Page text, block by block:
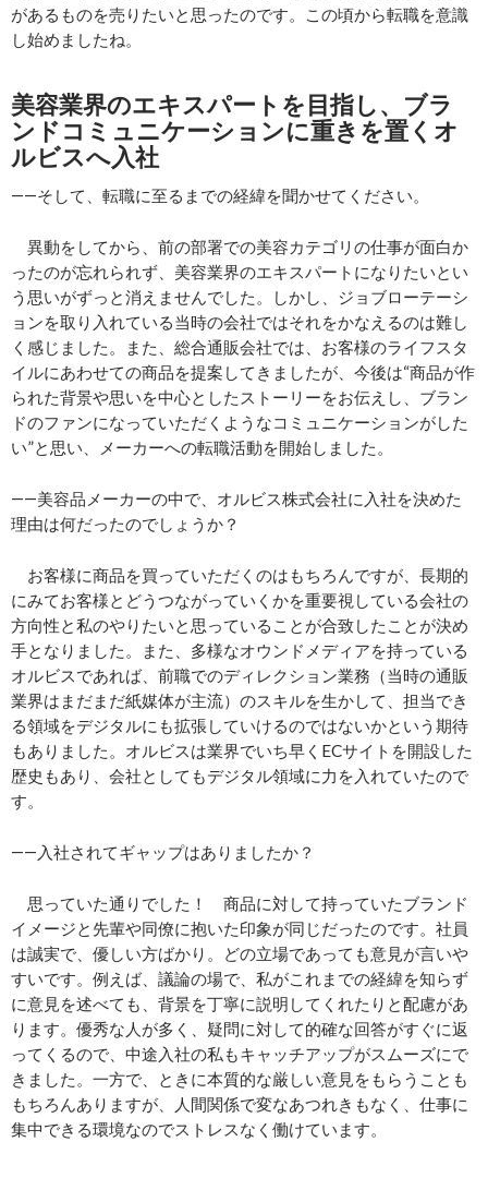
があるものを売りたいと思ったのです。この頃から転職を意識
し始めましたね。
美容業界のエキスパートを目指し、 ブラ
ンドコミュニケーションに重きを置くオ
ルビスへ入社
――そして、転職に至るまでの経緯を聞かせてください。
異動をしてから、前の部署での美容カテゴリの仕事が面白か
ったのが忘れられず、美容業界のエキスパートになりたいとい
う思いがずっと消えませんでした。しかし、ジョブローテーシ
ョンを取り入れている当時の会社ではそれをかなえるのは難し
く感じました。また、総合通販会社では、お客様のライフスタ
イルにあわせての商品を提案してきましたが、今後は“商品が作
られた背景や思いを中心としたストーリーをお伝えし、ブラン
ドのファンになっていただくようなコミュニケーションがした
い”と思い、メーカーへの転職活動を開始しました。
――美容品メーカーの中で、オルビス株式会社に入社を決めた
理由は何だったのでしょうか？
お客様に商品を買っていただくのはもちろんですが、長期的
にみてお客様とどうつながっていくかを重要視している会社の
方向性と私のやりたいと思っていることが合致したことが決め
手となりました。また、多様なオウンドメディアを持っている
オルビスであれば、前職でのディレクション業務（当時の通販
業界はまだまだ紙媒体が主流）のスキルを生かして、担当でき
る領域をデジタルにも拡張していけるのではないかという期待
もありました。オルビスは業界でいち早くECサイトを開設した
歴史もあり、会社としてもデジタル領域に力を入れていたので
す。
――入社されてギャップはありましたか？
思っていた通りでした！ 商品に対して持っていたブランド
イメージと先輩や同僚に抱いた印象が同じだったのです。社員
は誠実で、優しい方ばかり。どの立場であっても意見が言いや
すいです。例えば、議論の場で、私がこれまでの経緯を知らず
に意見を述べても、背景を丁寧に説明してくれたりと配慮があ
ります。優秀な人が多く、疑問に対して的確な回答がすぐに返
ってくるので、中途入社の私もキャッチアップがスムーズにで
きました。一方で、ときに本質的な厳しい意見をもらうことも
もちろんありますが、人間関係で変なあつれきもなく、仕事に
集中できる環境なのでストレスなく働けています。